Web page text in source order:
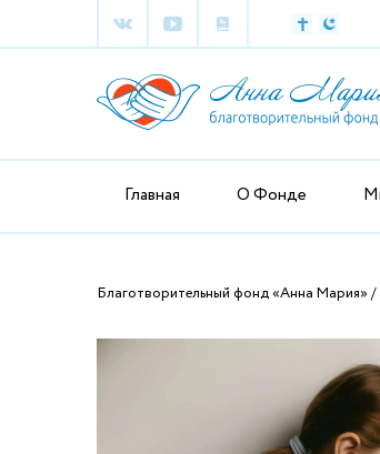
Главная О Фонде
Благотворительный фонд «Анна Мария»